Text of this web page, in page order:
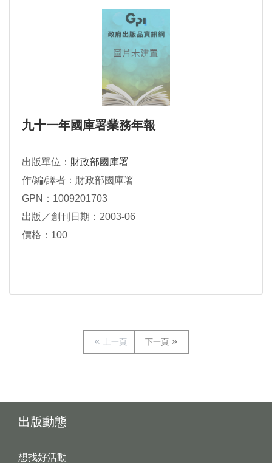
九十一年國庫署業務年報
出版單位： 財政部國庫署
作/編/譯者：財政部國庫署
GPN：1009201703
出版／創刊日期：2003-06
價格：100
上一頁 下一頁
出版動態
想找好活動